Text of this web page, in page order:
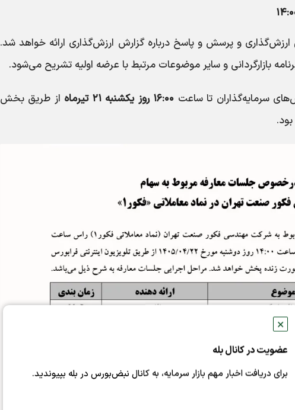
✕
عضویت در کانال بله
برای دریافت اخبار مهم بازار سرمایه، به کانال نبض‌بورس در بله بپیوندید.
و پرسش و پاسخ درباره گزارش ارزش‌گذاری ارائه خواهد شد.
بازارگردانی و سایر موضوعات مرتبط با عرضه اولیه تشریح می‌شود.
سرمایه‌گذاران تا ساعت ۱۶:۰۰ روز یکشنبه ۲۱ تیرماه
از طریق بخش